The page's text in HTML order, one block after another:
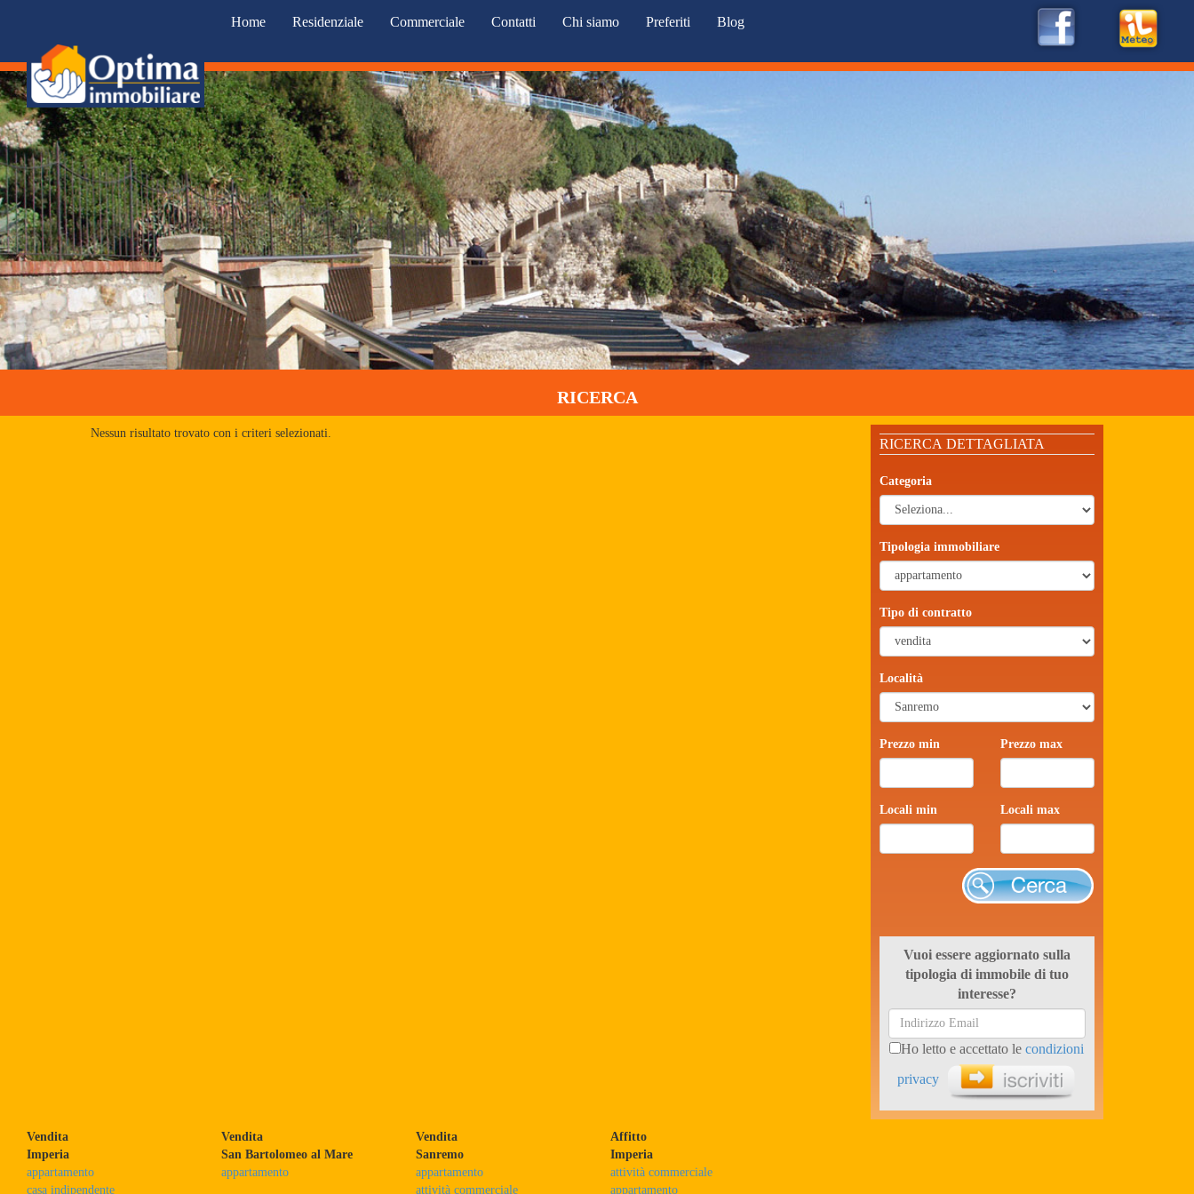
Home Residenziale Commerciale Contatti Chi siamo Preferiti Blog
RICERCA
Nessun risultato trovato con i criteri selezionati.
RICERCA DETTAGLIATA
Categoria
Tipologia immobiliare
Tipo di contratto
Località
Prezzo min Prezzo max
Locali min Locali max
Cerca
Vuoi essere aggiornato sulla
tipologia di immobile di tuo
interesse?
Ho letto e accettato lecondizioni
privacy
Iscriviti ora
Vendita
Imperia
appartamento
casa indipendente
Vendita
San Bartolomeo al Mare
appartamento
Vendita
Sanremo
appartamento
attività commerciale
Affitto
Imperia
attività commerciale
appartamento